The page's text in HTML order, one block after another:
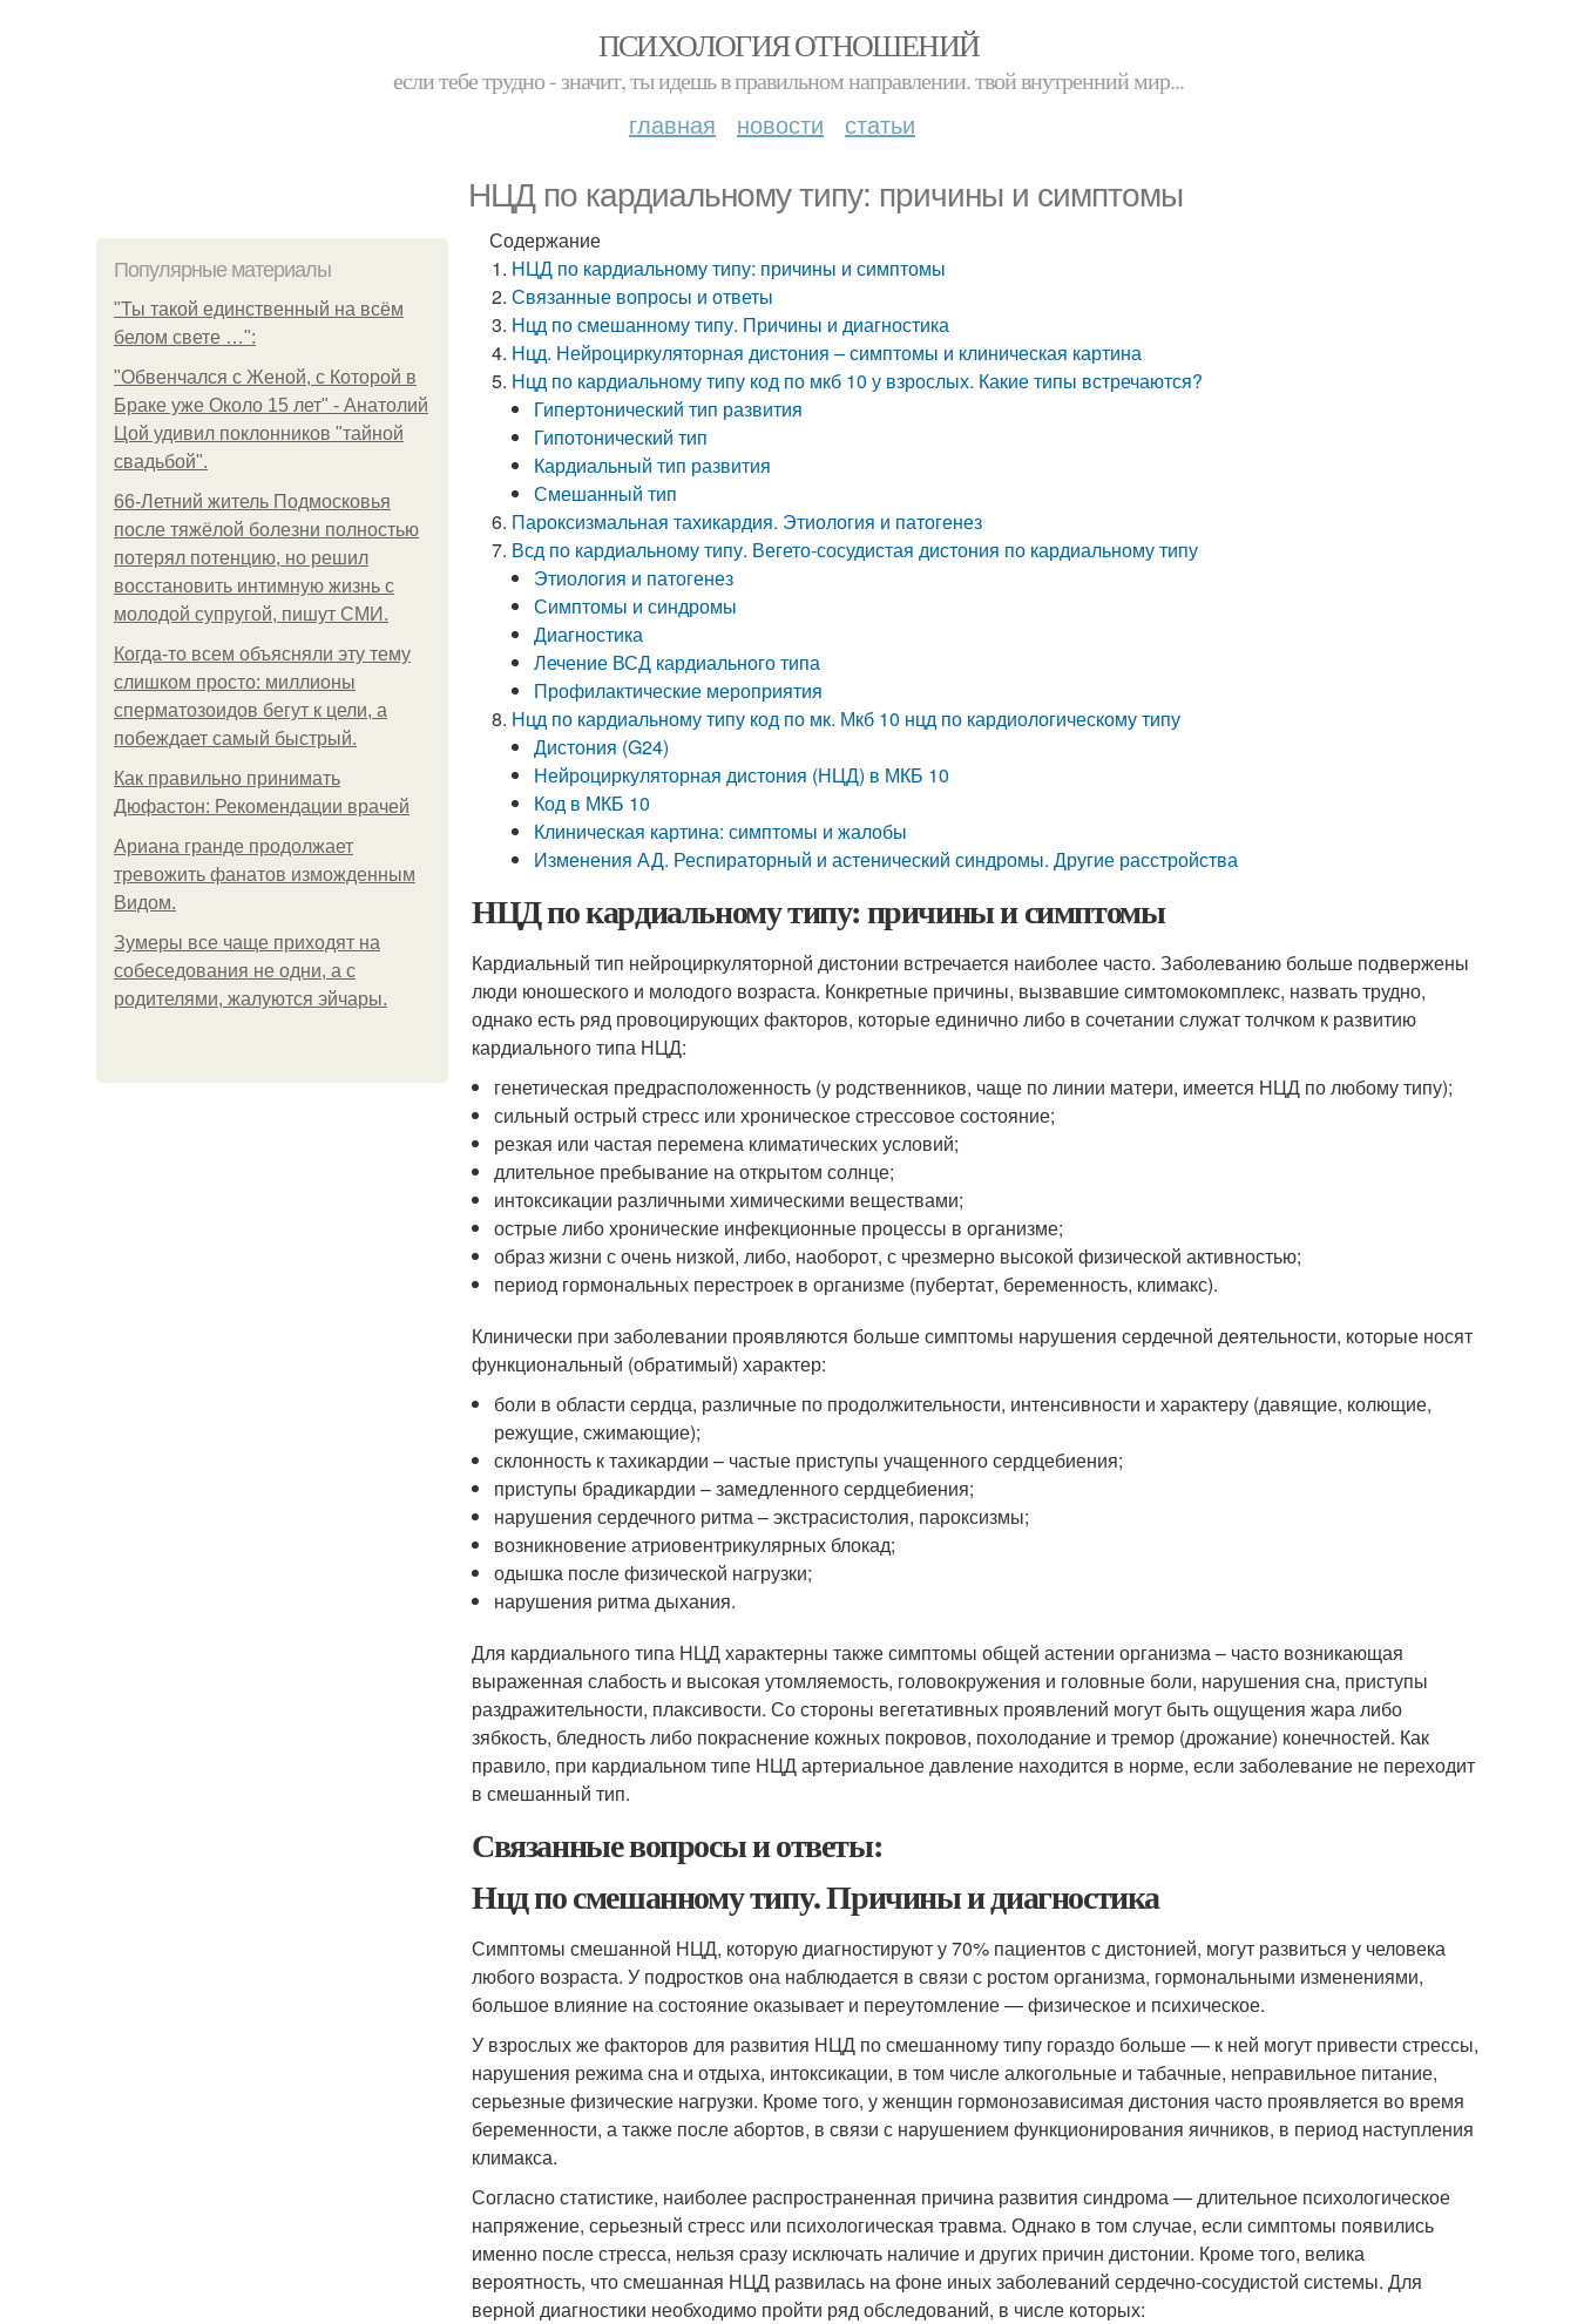
ПСИХОЛОГИЯ ОТНОШЕНИЙ
если тебе трудно - значит, ты идешь в правильном направлении. твой внутренний мир...
главная новости статьи
НЦД по кардиальному типу: причины и симптомы
Популярные материалы
"Ты такой единственный на всём
белом свете …":
"Обвенчался с Женой, с Которой в
Браке уже Около 15 лет" - Анатолий
Цой удивил поклонников "тайной
свадьбой".
66-Летний житель Подмосковья
после тяжёлой болезни полностью
потерял потенцию, но решил
восстановить интимную жизнь с
молодой супругой, пишут СМИ.
Когда-то всем объясняли эту тему
слишком просто: миллионы
сперматозоидов бегут к цели, а
побеждает самый быстрый.
Как правильно принимать
Дюфастон: Рекомендации врачей
Ариана гранде продолжает
тревожить фанатов изможденным
Видом.
Зумеры все чаще приходят на
собеседования не одни, а с
родителями, жалуются эйчары.
Содержание
НЦД по кардиальному типу: причины и симптомы
Связанные вопросы и ответы
Нцд по смешанному типу. Причины и диагностика
Нцд. Нейроциркуляторная дистония – симптомы и клиническая картина
Нцд по кардиальному типу код по мкб 10 у взрослых. Какие типы встречаются?
Гипертонический тип развития
Гипотонический тип
Кардиальный тип развития
Смешанный тип
Пароксизмальная тахикардия. Этиология и патогенез
Всд по кардиальному типу. Вегето-сосудистая дистония по кардиальному типу
Этиология и патогенез
Симптомы и синдромы
Диагностика
Лечение ВСД кардиального типа
Профилактические мероприятия
Нцд по кардиальному типу код по мк. Мкб 10 нцд по кардиологическому типу
Дистония (G24)
Нейроциркуляторная дистония (НЦД) в МКБ 10
Код в МКБ 10
Клиническая картина: симптомы и жалобы
Изменения АД. Респираторный и астенический синдромы. Другие расстройства
НЦД по кардиальному типу: причины и симптомы
Кардиальный тип нейроциркуляторной дистонии встречается наиболее часто. Заболеванию больше подвержены
люди юношеского и молодого возраста. Конкретные причины, вызвавшие симтомокомплекс, назвать трудно,
однако есть ряд провоцирующих факторов, которые единично либо в сочетании служат толчком к развитию
кардиального типа НЦД:
генетическая предрасположенность (у родственников, чаще по линии матери, имеется НЦД по любому типу);
сильный острый стресс или хроническое стрессовое состояние;
резкая или частая перемена климатических условий;
длительное пребывание на открытом солнце;
интоксикации различными химическими веществами;
острые либо хронические инфекционные процессы в организме;
образ жизни с очень низкой, либо, наоборот, с чрезмерно высокой физической активностью;
период гормональных перестроек в организме (пубертат, беременность, климакс).
Клинически при заболевании проявляются больше симптомы нарушения сердечной деятельности, которые носят
функциональный (обратимый) характер:
боли в области сердца, различные по продолжительности, интенсивности и характеру (давящие, колющие,
режущие, сжимающие);
склонность к тахикардии – частые приступы учащенного сердцебиения;
приступы брадикардии – замедленного сердцебиения;
нарушения сердечного ритма – экстрасистолия, пароксизмы;
возникновение атриовентрикулярных блокад;
одышка после физической нагрузки;
нарушения ритма дыхания.
Для кардиального типа НЦД характерны также симптомы общей астении организма – часто возникающая
выраженная слабость и высокая утомляемость, головокружения и головные боли, нарушения сна, приступы
раздражительности, плаксивости. Со стороны вегетативных проявлений могут быть ощущения жара либо
зябкость, бледность либо покраснение кожных покровов, похолодание и тремор (дрожание) конечностей. Как
правило, при кардиальном типе НЦД артериальное давление находится в норме, если заболевание не переходит
в смешанный тип.
Связанные вопросы и ответы:
Нцд по смешанному типу. Причины и диагностика
Симптомы смешанной НЦД, которую диагностируют у 70% пациентов с дистонией, могут развиться у человека
любого возраста. У подростков она наблюдается в связи с ростом организма, гормональными изменениями,
большое влияние на состояние оказывает и переутомление — физическое и психическое.
У взрослых же факторов для развития НЦД по смешанному типу гораздо больше — к ней могут привести стрессы,
нарушения режима сна и отдыха, интоксикации, в том числе алкогольные и табачные, неправильное питание,
серьезные физические нагрузки. Кроме того, у женщин гормонозависимая дистония часто проявляется во время
беременности, а также после абортов, в связи с нарушением функционирования яичников, в период наступления
климакса.
Согласно статистике, наиболее распространенная причина развития синдрома — длительное психологическое
напряжение, серьезный стресс или психологическая травма. Однако в том случае, если симптомы появились
именно после стресса, нельзя сразу исключать наличие и других причин дистонии. Кроме того, велика
вероятность, что смешанная НЦД развилась на фоне иных заболеваний сердечно-сосудистой системы. Для
верной диагностики необходимо пройти ряд обследований, в числе которых: